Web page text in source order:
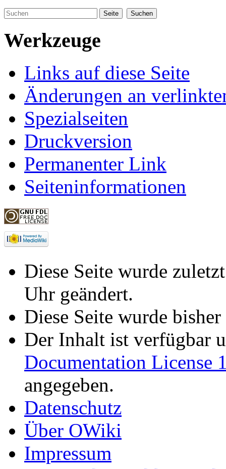
Werkzeuge
Links auf diese Seite
Änderungen an
Spezialseiten
Druckversion
Permanenter Link
Seiteninformationen
Diese Seite wurde
Uhr geändert.
Diese Seite wurde
Der Inhalt ist verfügbar
Documentation License
angegeben.
Datenschutz
Über OWiki
Impressum